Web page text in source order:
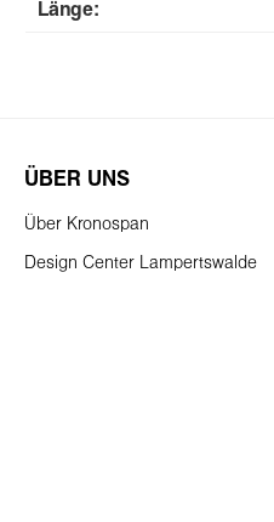
Länge:
ÜBER UNS
Über Kronospan
Design Center Lampertswalde